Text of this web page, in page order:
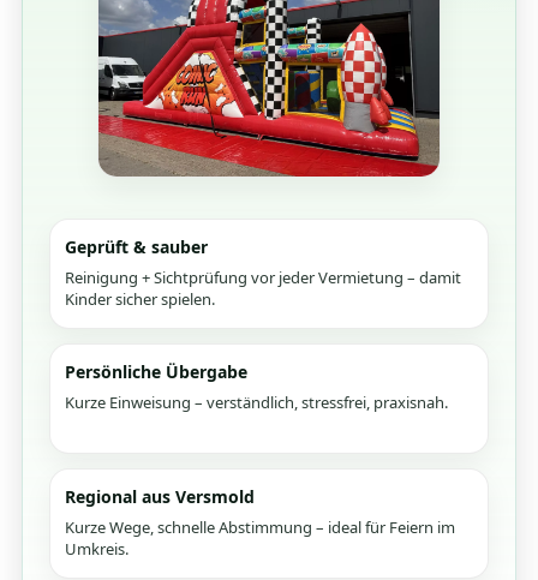
Geprüft & sauber
Reinigung + Sichtprüfung vor jeder Vermietung – damit
Kinder sicher spielen.
Persönliche Übergabe
Kurze Einweisung – verständlich, stressfrei, praxisnah.
Regional aus Versmold
Kurze Wege, schnelle Abstimmung – ideal für Feiern im
Umkreis.